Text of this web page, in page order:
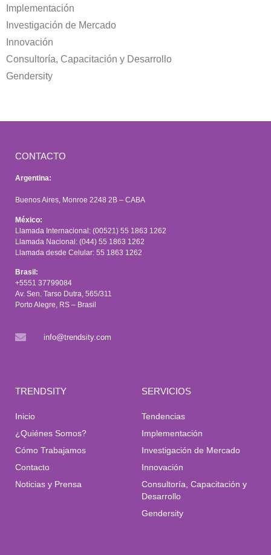
Implementación
Investigación de Mercado
Innovación
Consultoría, Capacitación y Desarrollo
Gendersity
CONTACTO
Argentina:
Buenos Aires, Monroe 2248 2B – CABA
México:
Llamada Internacional: (00521) 55 1863 1262
Llamada Nacional: (044) 55 1863 1262
Llamada desde Celular: 55 1863 1262
Brasil:
+5551 37799084
Av. Sen. Tarso Dutra, 565/311
Porto Alegre, RS – Brasil
info@trendsity.com
TRENDSITY
Inicio
¿Quiénes Somos?
Cómo Trabajamos
Contacto
Noticias y Prensa
SERVICIOS
Tendencias
Implementación
Investigación de Mercado
Innovación
Consultoría, Capacitación y
Desarrollo
Gendersity